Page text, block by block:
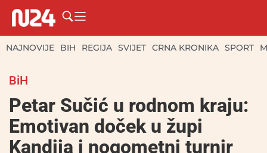
NAJNOVIJE BIH REGIJA SVIJET CRNA KRONIKA SPORT
BiH
Petar Sučić u rodnom kraju:
Emotivan doček u župi
Kandija i nogometni turnir